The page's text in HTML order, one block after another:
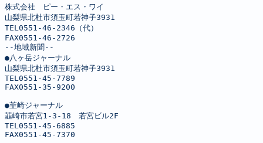
株式会社　ピー・エス・ワイ
山梨県北杜市須玉町若神子3931
TEL0551-46-2346（代）
FAX0551-46-2726
--地域新聞--
●八ヶ岳ジャーナル
山梨県北杜市須玉町若神子3931
TEL0551-45-7789
FAX0551-35-9200
●韮崎ジャーナル
韮崎市若宮1-3-18　若宮ビル2F
TEL0551-45-6885
FAX0551-45-7370